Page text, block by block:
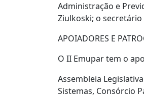
Administração e
Ziulkoski; o
APOIADORES E
O II Emupar tem o
Assembleia
Sistemas, Consórcio